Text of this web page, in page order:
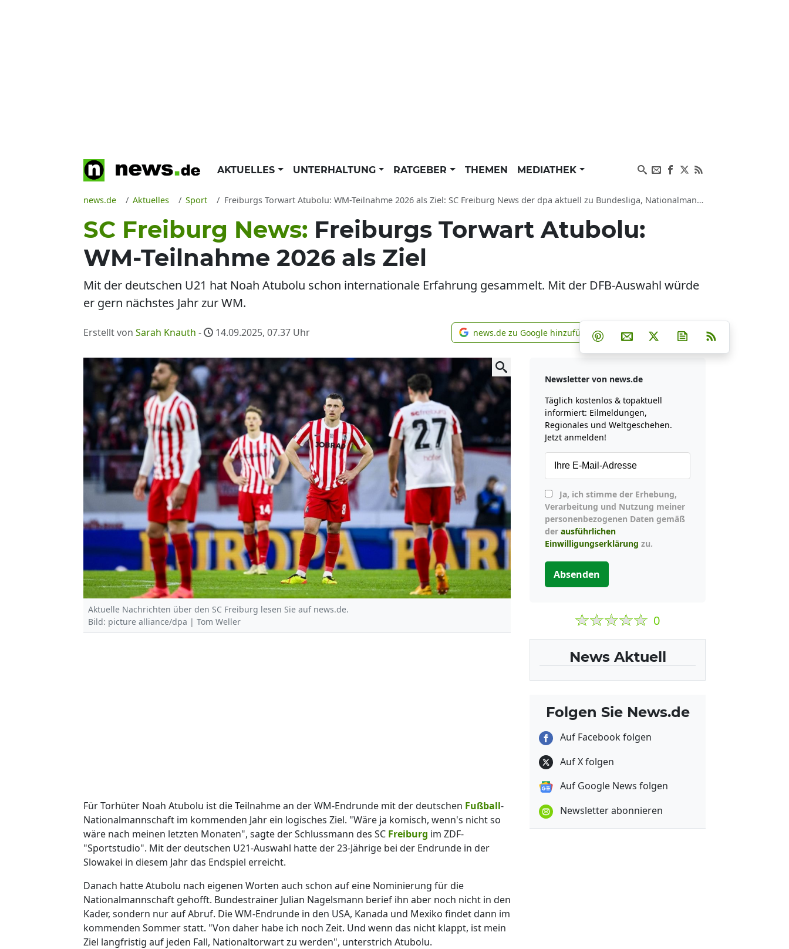
AKTUELLES UNTERHALTUNG RATGEBER THEMEN MEDIATHEK
news.de Aktuelles Sport Freiburgs Torwart Atubolu: WM-Teilnahme 2026 als Ziel: SC Freiburg News der dpa aktuell zu Bundesliga, Nationalmannschaft und DFB
SC Freiburg News: Freiburgs Torwart Atubolu:
WM-Teilnahme 2026 als Ziel
Mit der deutschen U21 hat Noah Atubolu schon internationale Erfahrung gesammelt. Mit der DFB-Auswahl würde
er gern nächstes Jahr zur WM.
Erstellt von Sarah Knauth - 14.09.2025, 07.37 Uhr news.de zu Google hinzufügen
news.de zu Google hinzufügen Teilen auf Facebook
Teilen auf Whatsapp
Teilen auf Telegram
Teilen auf Pinterest
Per E-Mail teilen
Post auf XNewsletter
Aktuelle Nachrichten über den SC Freiburg lesen Sie auf news.de.
Bild: picture alliance/dpa | Tom Weller
Für Torhüter Noah Atubolu ist die Teilnahme an der WM-Endrunde mit der deutschen Fußball-
Nationalmannschaft im kommenden Jahr ein logisches Ziel. "Wäre ja komisch, wenn's nicht so
wäre nach meinen letzten Monaten", sagte der Schlussmann des SC Freiburg im ZDF-
"Sportstudio". Mit der deutschen U21-Auswahl hatte der 23-Jährige bei der Endrunde in der
Slowakei in diesem Jahr das Endspiel erreicht.
Danach hatte Atubolu nach eigenen Worten auch schon auf eine Nominierung für die
Nationalmannschaft gehofft. Bundestrainer Julian Nagelsmann berief ihn aber noch nicht in den
Kader, sondern nur auf Abruf. Die WM-Endrunde in den USA, Kanada und Mexiko findet dann im
kommenden Sommer statt. "Von daher habe ich noch Zeit. Und wenn das nicht klappt, ist mein
Ziel langfristig auf jeden Fall, Nationaltorwart zu werden", unterstrich Atubolu.
Newsletter von news.de
Täglich kostenlos & topaktuell
informiert: Eilmeldungen,
Regionales und Weltgeschehen.
Jetzt anmelden!
Verarbeitung und Nutzung meiner
personenbezogenen Daten gemäß
der ausführlichen
Einwilligungserklärung zu.
Absenden
0
News Aktuell
Folgen Sie News.de
Auf Facebook folgen
Auf X folgen
Auf Google News folgen
Newsletter abonnieren